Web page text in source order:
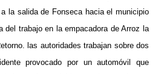
la salida de Fonseca hacia el municipio
del trabajo en la empacadora de Arroz la
las autoridades trabajan sobre dos
provocado por un automóvil que